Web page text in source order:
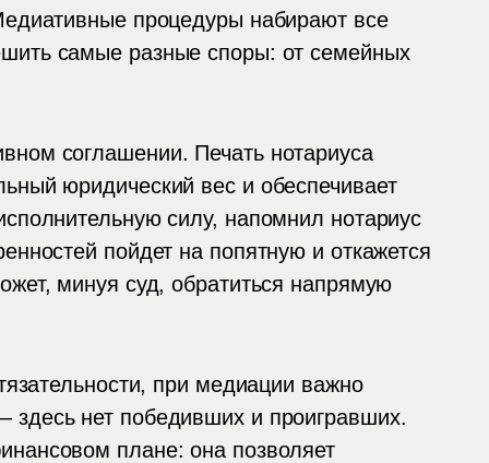
процедуры набирают все
самые разные споры: от семейных
соглашении. Печать нотариуса
юридический вес и обеспечивает
силу, напомнил нотариус
пойдет на попятную и откажется
минуя суд, обратиться напрямую
при медиации важно
нет победивших и проигравших.
плане: она позволяет